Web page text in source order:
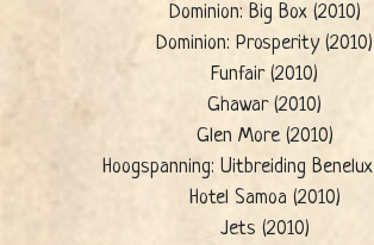
Dominion: Big Box (2010)
Dominion: Prosperity (2010)
Funfair (2010)
Ghawar (2010)
Glen More (2010)
Hoogspanning: Uitbreiding
Hotel Samoa (2010)
Jets (2010)